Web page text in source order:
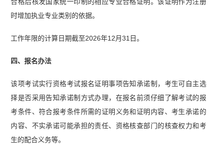
时增加执业专业类别的依据。
工作年限的计算日期截至2026年12月31日。
四、报名办法
该项考试实行资格考试报名证明事项告知承诺制，考生可自主选
择是否采用告知承诺制方式办理，在报名前须仔细了解考试的报
考条件、符合报考条件所需的证明义务和证明内容、考生承诺的
内容、不实承诺可能承担的责任、资格核查部门的核查权力和考
生的配合义务等。